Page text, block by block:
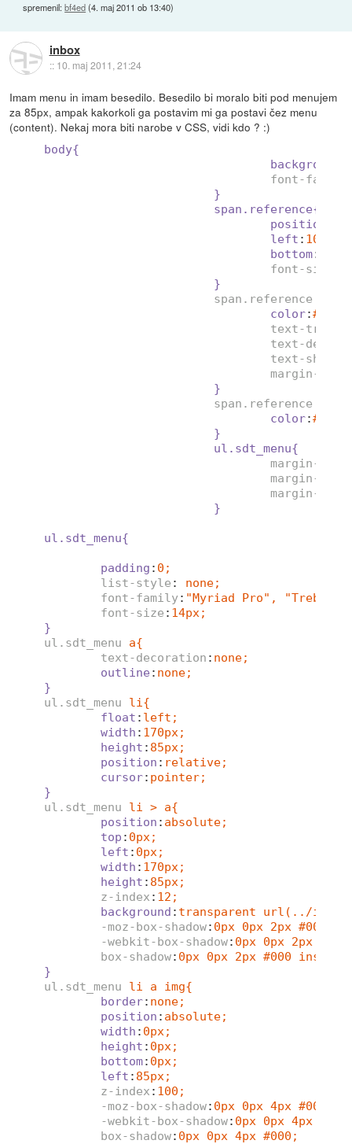
spremenil:bf4ed(4. maj 2011 ob 13:40)
inbox
:: 10. maj 2011, 21:24
Imam menu in imam besedilo. Besedilo bi moralo biti pod menujem
za 85px, ampak kakorkoli ga postavim mi ga postavi čez menu
(content). Nekaj mora biti narobe v CSS, vidi kdo ? :)
body{
background
font-family
}
span.reference{
position
left : 10px;
bottom:
font-size
}
span.reference
color:#aaa;
text-
text-
text-shadow
margin-
}
span.reference
color:#ddd;
}
ul.sdt_menu{
margin-top
margin-left
margin-
}
ul.sdt_menu{
padding : 0;
list-style : none;
font-family: "Myriad Pro",
font-size : 14px;
}
ul.sdt_menu
a{
text-decoration : none;
outline : none;
}
ul.sdt_menu
li{
float : left;
width : 170px;
height : 85px;
position : relative;
cursor: pointer;
}
ul.sdt_menu
li > a{
position : absolute;
top : 0px;
left : 0px;
width : 170px;
height : 85px;
z-index : 12;
background : transparent url(../
-moz-box-shadow: 0px 0px 2px #000
-webkit-box-shadow: 0px 0px 2px
box-shadow: 0px 0px 2px #000 inset;
}
ul.sdt_menu
li a img{
border: none;
position : absolute;
width : 0px;
height : 0px;
bottom: 0px;
left : 85px;
z-index : 100;
-moz-box-shadow: 0px 0px 4px #000;
-webkit-box-shadow: 0px 0px 4px
box-shadow: 0px 0px 4px #000;